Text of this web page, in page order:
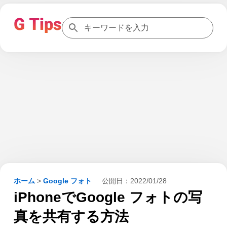
ホーム > Google フォト 公開日： 2022/01/28
iPhoneでGoogle フォトの写
真を共有する方法